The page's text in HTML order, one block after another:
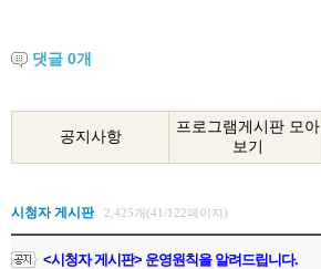
댓글 0개
공지사항
프로그램게시판 모아
보기
시청자 게시판 2,425개(41/122페이지)
<시청자 게시판> 운영원칙을 알려드립니다.